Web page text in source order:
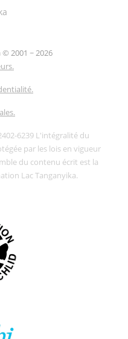
© 2001 ~ 2026
6239 L'intégralité du
par les lois en vigueur
du contenu écrit est la
Lac Tanganyika.